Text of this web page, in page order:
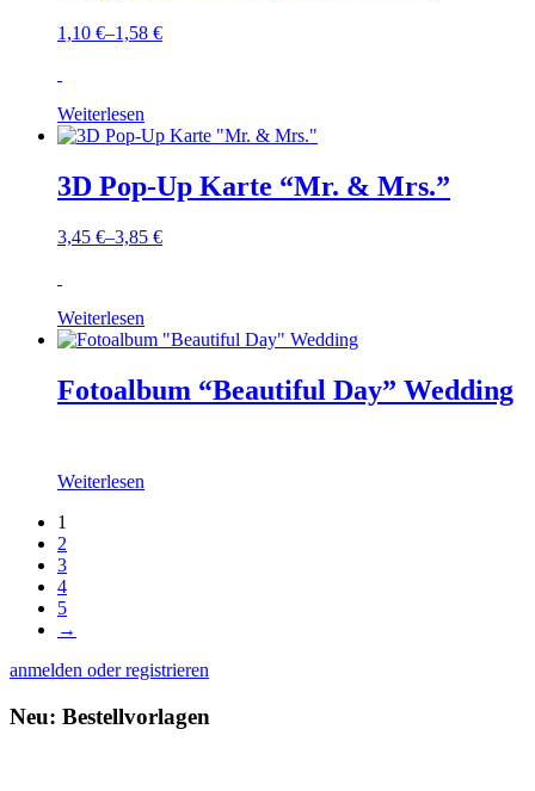
1,10 €–1,58 €
Weiterlesen
3D Pop-Up Karte “Mr. & Mrs.”
3,45 €–3,85 €
Weiterlesen
Fotoalbum “Beautiful Day” Wedding
Weiterlesen
1
2
3
4
5
→
anmelden oder registrieren
Neu: Bestellvorlagen